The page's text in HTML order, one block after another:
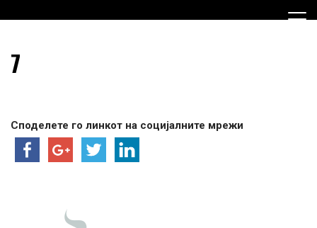
to
Граѓанска Опција за
Македонија
7
Споделете го линкот на социјалните мрежи